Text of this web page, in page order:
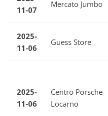
11-07
Mercato Jumbo
2025-
11-06
Guess Store
2025-
11-06
Centro Porsche
Locarno